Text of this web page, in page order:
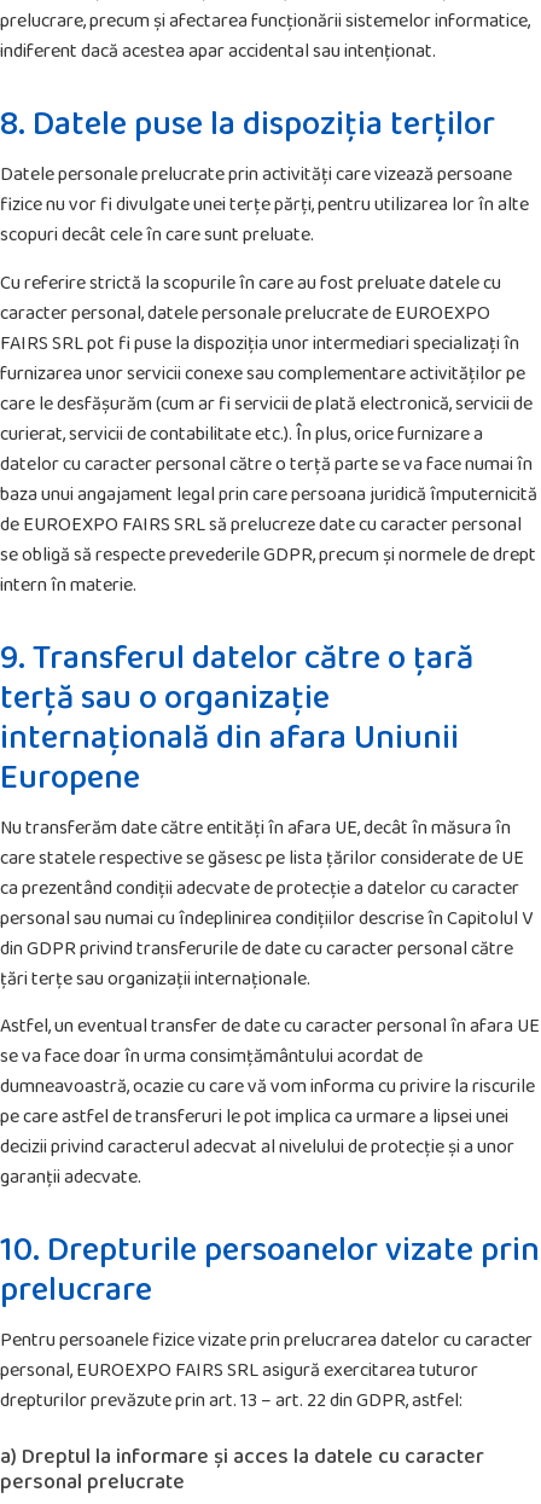
prelucrare, precum și afectarea funcționării sistemelor informatice,
indiferent dacă acestea apar accidental sau intenționat.
8. Datele puse la dispoziția terților
Datele personale prelucrate prin activități care vizează persoane
fizice nu vor fi divulgate unei terțe părți, pentru utilizarea lor în alte
scopuri decât cele în care sunt preluate.
Cu referire strictă la scopurile în care au fost preluate datele cu
caracter personal, datele personale prelucrate de EUROEXPO
FAIRS SRL pot fi puse la dispoziția unor intermediari specializați în
furnizarea unor servicii conexe sau complementare activităților pe
care le desfășurăm (cum ar fi servicii de plată electronică, servicii de
curierat, servicii de contabilitate etc.). În plus, orice furnizare a
datelor cu caracter personal către o terță parte se va face numai în
baza unui angajament legal prin care persoana juridică împuternicită
de EUROEXPO FAIRS SRL să prelucreze date cu caracter personal
se obligă să respecte prevederile GDPR, precum și normele de drept
intern în materie.
9. Transferul datelor către o țară
terță sau o organizație
internațională din afara Uniunii
Europene
Nu transferăm date către entități în afara UE, decât în măsura în
care statele respective se găsesc pe lista țărilor considerate de UE
ca prezentând condiții adecvate de protecție a datelor cu caracter
personal sau numai cu îndeplinirea condițiilor descrise în Capitolul V
din GDPR privind transferurile de date cu caracter personal către
țări terțe sau organizații internaționale.
Astfel, un eventual transfer de date cu caracter personal în afara UE
se va face doar în urma consimțământului acordat de
dumneavoastră, ocazie cu care vă vom informa cu privire la riscurile
pe care astfel de transferuri le pot implica ca urmare a lipsei unei
decizii privind caracterul adecvat al nivelului de protecție și a unor
garanții adecvate.
10. Drepturile persoanelor vizate prin
prelucrare
Pentru persoanele fizice vizate prin prelucrarea datelor cu caracter
personal, EUROEXPO FAIRS SRL asigură exercitarea tuturor
drepturilor prevăzute prin art. 13 – art. 22 din GDPR, astfel:
a) Dreptul la informare și acces la datele cu caracter
personal prelucrate